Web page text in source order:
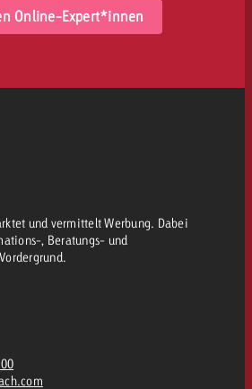
Online-Expert*innen
und vermittelt Werbung. Dabei
, Beratungs- und